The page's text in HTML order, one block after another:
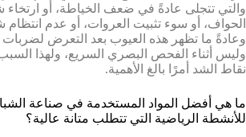
والتي تتجلى عادةً في ضعف الخياطة، أو
الحواف، أو سوء تثبيت العروات، أو عدم انتظام
وعادةً ما تظهر هذه العيوب بعد التعرض لضربات
وليس أثناء الفحص البصري السريع، ولهذا السبب
نقاط الشد أمرًا بالغ الأهمية.
ما هي أفضل المواد المستخدمة في صناعة
للأنشطة الرياضية التي تتطلب متانة عالية؟